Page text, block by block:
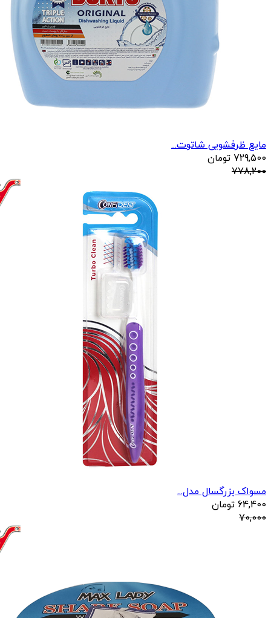
مایع ظرفشویی شاتوت...
729,500 تومان
778,200
مسواک بزرگسال مدل...
64,400 تومان
70,000